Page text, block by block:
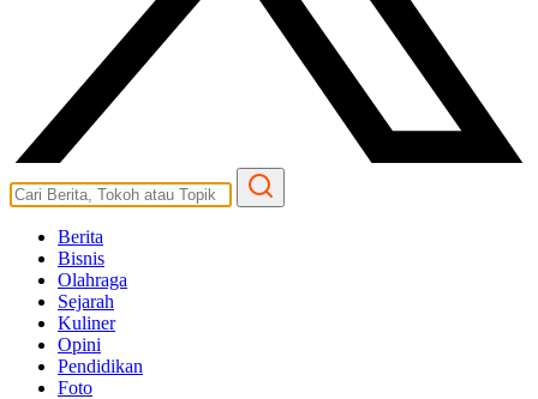
Berita
Bisnis
Olahraga
Sejarah
Kuliner
Opini
Pendidikan
Foto